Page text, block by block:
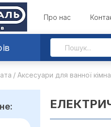
Про нас
Аксесуари для ванної